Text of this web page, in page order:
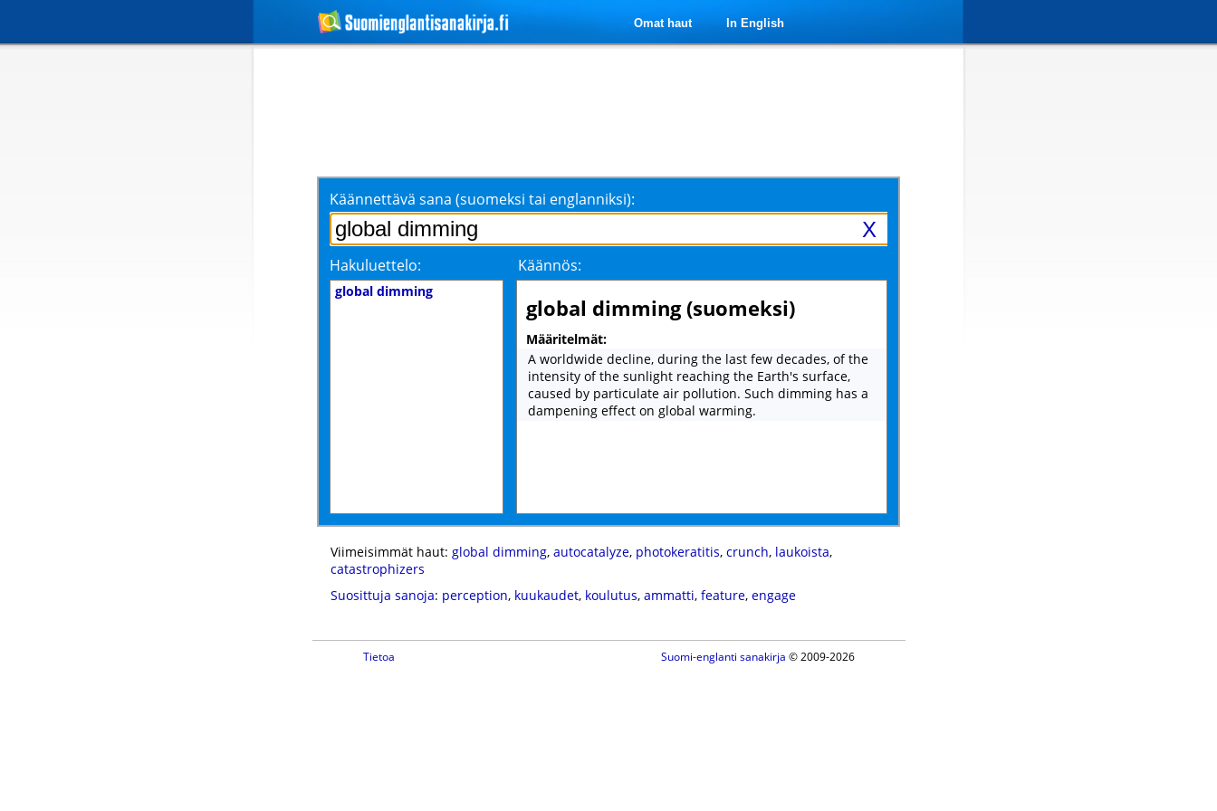
Omat haut In English
Käännettävä sana (suomeksi tai englanniksi):
X
Hakuluettelo: Käännös:
global dimming
global dimming (suomeksi)
Määritelmät:
A worldwide decline, during the last few decades, of the
intensity of the sunlight reaching the Earth's surface,
caused by particulate air pollution. Such dimming has a
dampening effect on global warming.
Viimeisimmät haut: global dimming, autocatalyze, photokeratitis, crunch, laukoista,
catastrophizers
Suosittuja sanoja: perception, kuukaudet, koulutus, ammatti, feature, engage
Tietoa Suomi-englanti sanakirja © 2009-2026